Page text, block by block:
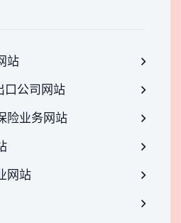
站
口公司网站
险业务网站
网站